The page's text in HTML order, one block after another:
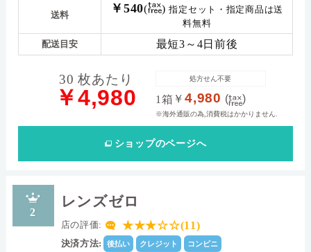
送料 ￥540( )指定セット・指定商品は送
料無料
配送目安 最短3～4日前後
30 枚あたり
￥4,980 1箱 ￥4,980 ( )
※海外通販の為,消費税はかかりません.
処方せん不要
ショップのページへ
2
レンズゼロ
店の評価: ★★★☆☆(11)
決済方法: 後払い クレジット コンビニ